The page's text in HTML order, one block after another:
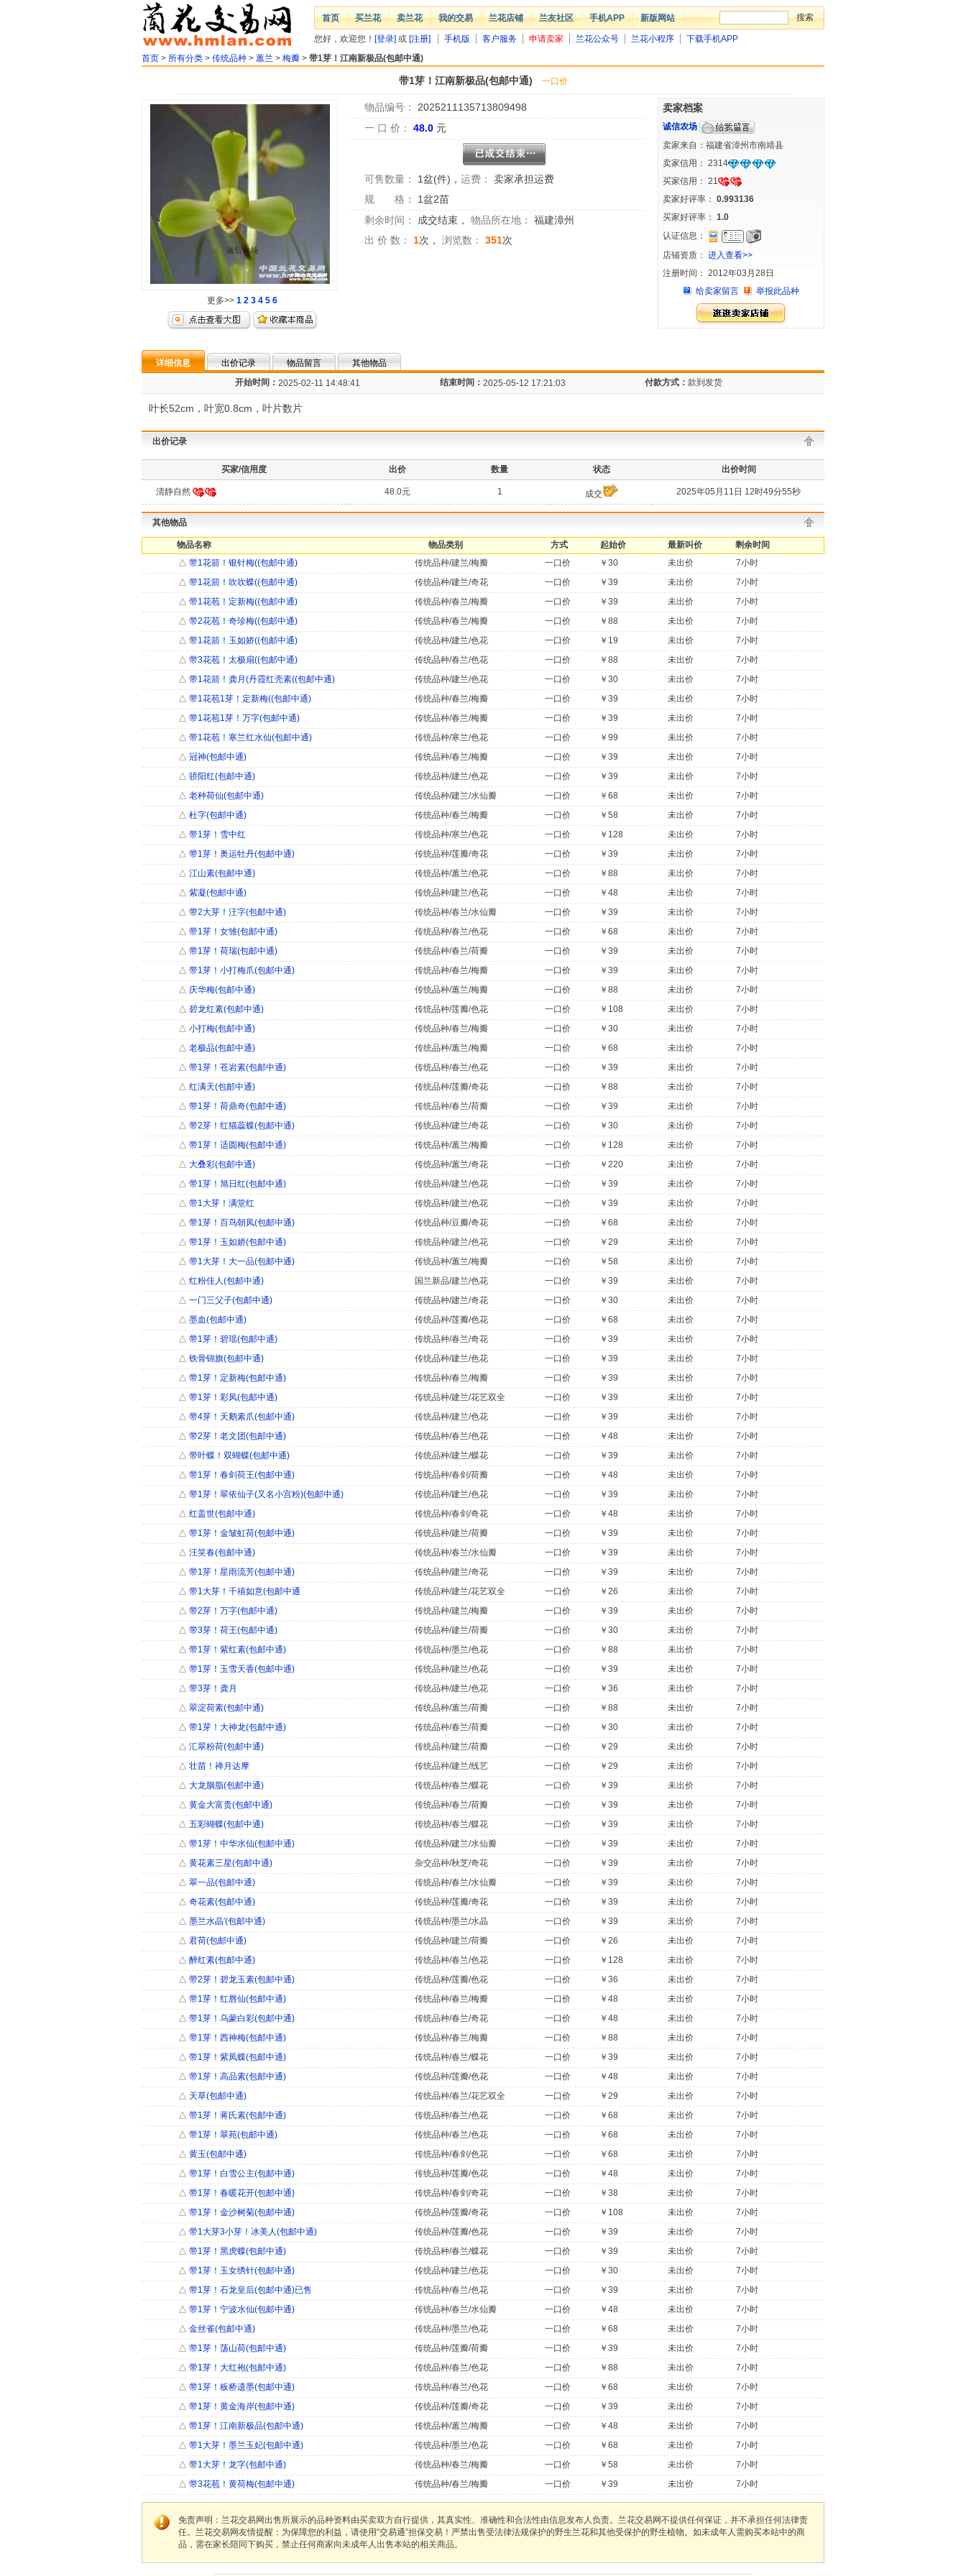
首页 买兰花 卖兰花 我的交易 兰花店铺 兰友社区 手机APP 新版网站
您好，欢迎您！ [登录] 或 [注册] 手机版 客户服务 申请卖家 兰花公众号 兰花小程序
下载手机APP
首页 > 所有分类 > 传统品种 > 蕙兰 > 梅瓣 > 带1芽！江南新极品(包邮中通)
带1芽！江南新极品(包邮中通) 一口价
更多>> 1 2 3 4 5 6
物品编号：
2025211135713809498
一 口 价：
48.0 元
可售数量： 1盆(件) ， 运费：
卖家承担运费
规 格：
1盆2苗
剩余时间：
成交结束 ， 物品所在地：
福建漳州
出 价 数：
1次， 浏览数： 351次
卖家档案
诚信农场
卖家来自：福建省漳州市南靖县
卖家信用： 2314
买家信用： 21
卖家好评率： 0.993136
买家好评率： 1.0
认证信息：
店铺资质： 进入查看>>
注册时间： 2012年03月28日
给卖家留言
举报此品种
详细信息 出价记录 物品留言
其他物品
开始时间： 2025-02-11 14:48:41 结束时间： 2025-05-12 17:21:03 付款方式： 款到发货
叶长52cm，叶宽0.8cm，叶片数片
出价记录
买家/信用度 出价 数量 状态 出价时间
清静自然 48.0元 1 成交 2025年05月11日 12时49分55秒
其他物品
物品名称 物品类别 方式 起始价 最新叫价
剩余时间
△ 带1花箭！银针梅((包邮中通) 传统品种/建兰/梅瓣 一口价 ￥30 未出价
7小时
△ 带1花箭！吹吹蝶((包邮中通) 传统品种/建兰/奇花 一口价 ￥39 未出价
7小时
△ 带1花苞！定新梅((包邮中通) 传统品种/春兰/梅瓣 一口价 ￥39 未出价
7小时
△ 带2花苞！奇珍梅((包邮中通) 传统品种/春兰/梅瓣 一口价 ￥88 未出价
7小时
△ 带1花箭！玉如娇((包邮中通) 传统品种/建兰/色花 一口价 ￥19 未出价
7小时
△ 带3花苞！太极扇((包邮中通) 传统品种/春兰/色花 一口价 ￥88 未出价
7小时
△ 带1花箭！龚月(丹霞红壳素((包邮中通) 传统品种/建兰/色花 一口价 ￥30 未出价
7小时
△ 带1花苞1芽！定新梅((包邮中通) 传统品种/春兰/梅瓣 一口价 ￥39 未出价
7小时
△ 带1花苞1芽！万字(包邮中通) 传统品种/春兰/梅瓣 一口价 ￥39 未出价
7小时
△ 带1花苞！寒兰红水仙(包邮中通) 传统品种/寒兰/色花 一口价 ￥99 未出价
7小时
△ 冠神(包邮中通) 传统品种/春兰/梅瓣 一口价 ￥39 未出价
7小时
△ 骄阳红(包邮中通) 传统品种/建兰/色花 一口价 ￥39 未出价
7小时
△ 老种荷仙(包邮中通) 传统品种/建兰/水仙瓣 一口价 ￥68 未出价
7小时
△ 杜字(包邮中通) 传统品种/春兰/梅瓣 一口价 ￥58 未出价
7小时
△ 带1芽！雪中红 传统品种/寒兰/色花 一口价 ￥128 未出价
7小时
△ 带1芽！奥运牡丹(包邮中通) 传统品种/莲瓣/奇花 一口价 ￥39 未出价
7小时
△ 江山素(包邮中通) 传统品种/蕙兰/色花 一口价 ￥88 未出价
7小时
△ 紫凝(包邮中通) 传统品种/建兰/色花 一口价 ￥48 未出价
7小时
△ 带2大芽！汪字(包邮中通) 传统品种/春兰/水仙瓣 一口价 ￥39 未出价
7小时
△ 带1芽！女雏(包邮中通) 传统品种/春兰/色花 一口价 ￥68 未出价
7小时
△ 带1芽！荷瑞(包邮中通) 传统品种/春兰/荷瓣 一口价 ￥39 未出价
7小时
△ 带1芽！小打梅爪(包邮中通) 传统品种/春兰/梅瓣 一口价 ￥39 未出价
7小时
△ 庆华梅(包邮中通) 传统品种/蕙兰/梅瓣 一口价 ￥88 未出价
7小时
△ 碧龙红素(包邮中通) 传统品种/莲瓣/色花 一口价 ￥108 未出价
7小时
△ 小打梅(包邮中通) 传统品种/春兰/梅瓣 一口价 ￥30 未出价
7小时
△ 老极品(包邮中通) 传统品种/蕙兰/梅瓣 一口价 ￥68 未出价
7小时
△ 带1芽！苍岩素(包邮中通) 传统品种/春兰/色花 一口价 ￥39 未出价
7小时
△ 红满天(包邮中通) 传统品种/莲瓣/奇花 一口价 ￥88 未出价
7小时
△ 带1芽！荷鼎奇(包邮中通) 传统品种/春兰/荷瓣 一口价 ￥39 未出价
7小时
△ 带2芽！红猫蕊蝶(包邮中通) 传统品种/建兰/奇花 一口价 ￥30 未出价
7小时
△ 带1芽！适圆梅(包邮中通) 传统品种/蕙兰/梅瓣 一口价 ￥128 未出价
7小时
△ 大叠彩(包邮中通) 传统品种/蕙兰/奇花 一口价 ￥220 未出价
7小时
△ 带1芽！旭日红(包邮中通) 传统品种/建兰/色花 一口价 ￥39 未出价
7小时
△ 带1大芽！满堂红 传统品种/建兰/色花 一口价 ￥39 未出价
7小时
△ 带1芽！百鸟朝凤(包邮中通) 传统品种/豆瓣/奇花 一口价 ￥68 未出价
7小时
△ 带1芽！玉如娇(包邮中通) 传统品种/建兰/色花 一口价 ￥29 未出价
7小时
△ 带1大芽！大一品(包邮中通) 传统品种/蕙兰/梅瓣 一口价 ￥58 未出价
7小时
△ 红粉佳人(包邮中通) 国兰新品/建兰/色花 一口价 ￥39 未出价
7小时
△ 一门三父子(包邮中通) 传统品种/建兰/奇花 一口价 ￥30 未出价
7小时
△ 墨血(包邮中通) 传统品种/莲瓣/色花 一口价 ￥68 未出价
7小时
△ 带1芽！碧瑶(包邮中通) 传统品种/春兰/奇花 一口价 ￥39 未出价
7小时
△ 铁骨锦旗(包邮中通) 传统品种/建兰/色花 一口价 ￥39 未出价
7小时
△ 带1芽！定新梅(包邮中通) 传统品种/春兰/梅瓣 一口价 ￥39 未出价
7小时
△ 带1芽！彩凤(包邮中通) 传统品种/建兰/花艺双全 一口价 ￥39 未出价
7小时
△ 带4芽！天鹅素爪(包邮中通) 传统品种/建兰/色花 一口价 ￥39 未出价
7小时
△ 带2芽！老文团(包邮中通) 传统品种/春兰/色花 一口价 ￥48 未出价
7小时
△ 带叶蝶！双蝴蝶(包邮中通) 传统品种/建兰/蝶花 一口价 ￥39 未出价
7小时
△ 带1芽！春剑荷王(包邮中通) 传统品种/春剑/荷瓣 一口价 ￥48 未出价
7小时
△ 带1芽！翠依仙子(又名小宫粉)(包邮中通) 传统品种/建兰/色花 一口价 ￥39 未出价
7小时
△ 红盖世(包邮中通) 传统品种/春剑/奇花 一口价 ￥48 未出价
7小时
△ 带1芽！金皱虹荷(包邮中通) 传统品种/建兰/荷瓣 一口价 ￥39 未出价
7小时
△ 汪笑春(包邮中通) 传统品种/春兰/水仙瓣 一口价 ￥39 未出价
7小时
△ 带1芽！星雨流芳(包邮中通) 传统品种/建兰/奇花 一口价 ￥39 未出价
7小时
△ 带1大芽！千禧如意(包邮中通 传统品种/建兰/花艺双全 一口价 ￥26 未出价
7小时
△ 带2芽！万字(包邮中通) 传统品种/建兰/梅瓣 一口价 ￥39 未出价
7小时
△ 带3芽！荷王(包邮中通) 传统品种/建兰/荷瓣 一口价 ￥30 未出价
7小时
△ 带1芽！紫红素(包邮中通) 传统品种/墨兰/色花 一口价 ￥88 未出价
7小时
△ 带1芽！玉雪天香(包邮中通) 传统品种/建兰/色花 一口价 ￥39 未出价
7小时
△ 带3芽！龚月 传统品种/建兰/色花 一口价 ￥36 未出价
7小时
△ 翠淀荷素(包邮中通) 传统品种/蕙兰/荷瓣 一口价 ￥88 未出价
7小时
△ 带1芽！大神龙(包邮中通) 传统品种/春兰/荷瓣 一口价 ￥30 未出价
7小时
△ 汇翠粉荷(包邮中通) 传统品种/建兰/荷瓣 一口价 ￥29 未出价
7小时
△ 壮苗！禅月达摩 传统品种/建兰/线艺 一口价 ￥29 未出价
7小时
△ 大龙胭脂(包邮中通) 传统品种/春兰/蝶花 一口价 ￥39 未出价
7小时
△ 黄金大富贵(包邮中通) 传统品种/春兰/荷瓣 一口价 ￥39 未出价
7小时
△ 五彩蝴蝶(包邮中通) 传统品种/春兰/蝶花 一口价 ￥39 未出价
7小时
△ 带1芽！中华水仙(包邮中通) 传统品种/建兰/水仙瓣 一口价 ￥39 未出价
7小时
△ 黄花素三星(包邮中通) 杂交品种/秋芝/奇花 一口价 ￥39 未出价
7小时
△ 翠一品(包邮中通) 传统品种/春兰/水仙瓣 一口价 ￥39 未出价
7小时
△ 奇花素(包邮中通) 传统品种/莲瓣/奇花 一口价 ￥39 未出价
7小时
△ 墨兰水晶′(包邮中通) 传统品种/墨兰/水晶 一口价 ￥39 未出价
7小时
△ 君荷(包邮中通) 传统品种/建兰/荷瓣 一口价 ￥26 未出价
7小时
△ 醉红素(包邮中通) 传统品种/春兰/色花 一口价 ￥128 未出价
7小时
△ 带2芽！碧龙玉素(包邮中通) 传统品种/莲瓣/色花 一口价 ￥36 未出价
7小时
△ 带1芽！红唇仙(包邮中通) 传统品种/春兰/梅瓣 一口价 ￥48 未出价
7小时
△ 带1芽！乌蒙白彩(包邮中通) 传统品种/春兰/奇花 一口价 ￥48 未出价
7小时
△ 带1芽！西神梅(包邮中通) 传统品种/春兰/梅瓣 一口价 ￥88 未出价
7小时
△ 带1芽！紫凤蝶(包邮中通) 传统品种/春兰/蝶花 一口价 ￥39 未出价
7小时
△ 带1芽！高品素(包邮中通) 传统品种/莲瓣/色花 一口价 ￥48 未出价
7小时
△ 天草(包邮中通) 传统品种/春兰/花艺双全 一口价 ￥29 未出价
7小时
△ 带1芽！蒋氏素(包邮中通) 传统品种/春兰/色花 一口价 ￥68 未出价
7小时
△ 带1芽！翠苑(包邮中通) 传统品种/春兰/色花 一口价 ￥68 未出价
7小时
△ 黄玉(包邮中通) 传统品种/春剑/色花 一口价 ￥68 未出价
7小时
△ 带1芽！白雪公主(包邮中通) 传统品种/莲瓣/色花 一口价 ￥48 未出价
7小时
△ 带1芽！春暖花开(包邮中通) 传统品种/春剑/奇花 一口价 ￥38 未出价
7小时
△ 带1芽！金沙树菊(包邮中通) 传统品种/莲瓣/奇花 一口价 ￥108 未出价
7小时
△ 带1大芽3小芽！冰美人(包邮中通) 传统品种/莲瓣/色花 一口价 ￥39 未出价
7小时
△ 带1芽！黑虎蝶(包邮中通) 传统品种/春兰/蝶花 一口价 ￥39 未出价
7小时
△ 带1芽！玉女绣针(包邮中通) 传统品种/建兰/色花 一口价 ￥30 未出价
7小时
△ 带1芽！石龙皇后(包邮中通)已售 传统品种/春兰/色花 一口价 ￥39 未出价
7小时
△ 带1芽！宁波水仙(包邮中通) 传统品种/春兰/水仙瓣 一口价 ￥48 未出价
7小时
△ 金丝雀(包邮中通) 传统品种/墨兰/色花 一口价 ￥68 未出价
7小时
△ 带1芽！荡山荷(包邮中通) 传统品种/莲瓣/荷瓣 一口价 ￥39 未出价
7小时
△ 带1芽！大红袍(包邮中通) 传统品种/春兰/色花 一口价 ￥88 未出价
7小时
△ 带1芽！板桥遗墨(包邮中通) 传统品种/春兰/色花 一口价 ￥68 未出价
7小时
△ 带1芽！黄金海岸(包邮中通) 传统品种/莲瓣/奇花 一口价 ￥39 未出价
7小时
△ 带1芽！江南新极品(包邮中通) 传统品种/蕙兰/梅瓣 一口价 ￥48 未出价
7小时
△ 带1大芽！墨兰玉妃(包邮中通) 传统品种/墨兰/色花 一口价 ￥68 未出价
7小时
△ 带1大芽！龙字(包邮中通) 传统品种/春兰/梅瓣 一口价 ￥58 未出价
7小时
△ 带3花苞！黄荷梅(包邮中通) 传统品种/春兰/梅瓣 一口价 ￥39 未出价 7小时
免责声明：兰花交易网出售所展示的品种资料由买卖双方自行提供，其真实性、准确性和合法性由信息发布人负责。兰花交易网不提供任何保证，并不承担任何法律责
任。兰花交易网友情提醒：为保障您的利益，请使用“交易通”担保交易！严禁出售受法律法规保护的野生兰花和其他受保护的野生植物。如未成年人需购买本站中的商
品，需在家长陪同下购买，禁止任何商家向未成年人出售本站的相关商品。